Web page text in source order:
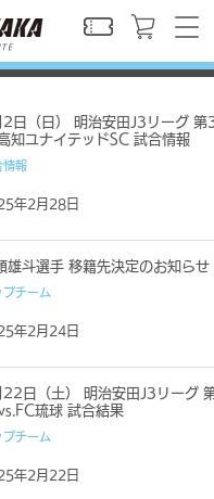
2日（日） 明治安田J3リーグ 第3
知ユナイテッドSC 試合情報
情報
年2月28日
雄斗選手 移籍先決定のお知らせ
プチーム
年2月24日
22日（土） 明治安田J3リーグ
琉球 試合結果
プチーム
年2月22日